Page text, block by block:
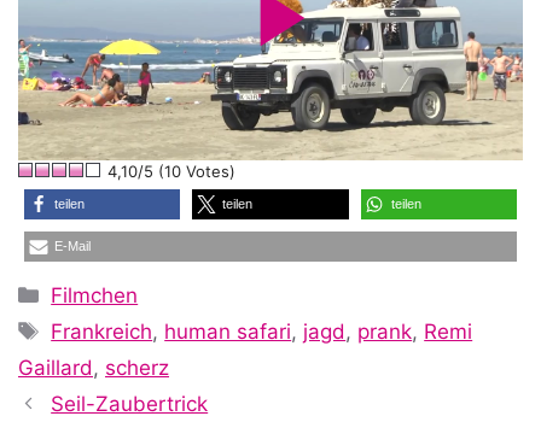
P
l
a
y
4,10/5 (10 Votes)
teilen teilen teilen
E-Mail
Kategorien
Filmchen
Schlagwörter
Frankreich, human safari, jagd, prank, Remi
Gaillard, scherz
Seil-Zaubertrick